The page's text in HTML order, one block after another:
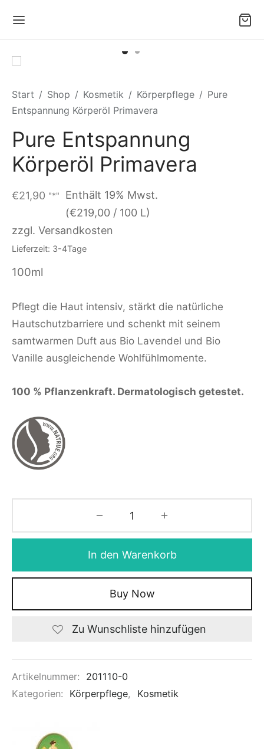
Start / Shop / Kosmetik / Körperpflege / Pure
Entspannung Körperöl Primavera
Pure Entspannung
Körperöl Primavera
€21,90 "*"
Enthält 19% Mwst.
(€219,00 / 100 L)
zzgl. Versandkosten
Lieferzeit: 3-4Tage
100ml
Pflegt die Haut intensiv, stärkt die natürliche
Hautschutzbarriere und schenkt mit seinem
samtwarmen Duft aus Bio Lavendel und Bio
Vanille ausgleichende Wohlfühlmomente.
100 % Pflanzenkraft. Dermatologisch getestet.
In den Warenkorb
Buy Now
Zu Wunschliste hinzufügen
Artikelnummer:
201110-0
Kategorien:
Körperpflege, Kosmetik